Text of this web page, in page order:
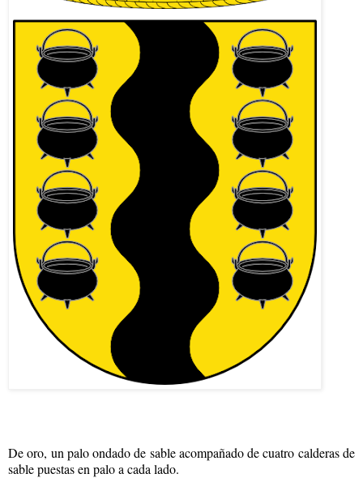
De oro, un palo ondado de sable acompañado de cuatro calderas de
sable puestas en palo a cada lado.